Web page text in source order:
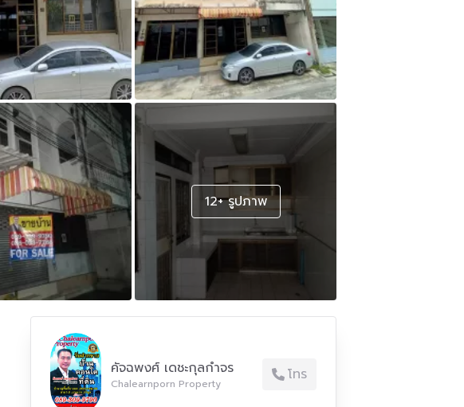
12+ รูปภาพ
คัจฉพงศ์ เดชะกุลกำจร
Chalearnporn Property โทร